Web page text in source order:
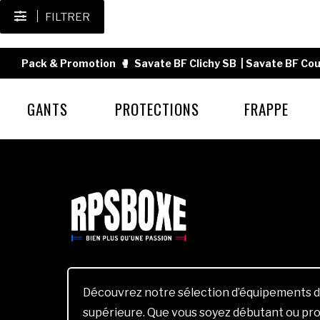
FILTRER
Pack & Promotion 🥊 Savate BF Clichy SB Savate BF
GANTS PROTECTIONS FRAPPE
Découvrez notre sélection d’équipements
supérieure. Que vous soyez débutant ou